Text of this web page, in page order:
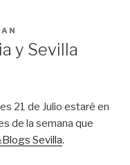
y Sevilla
21 de Julio estaré en
de la semana que
Sevilla.